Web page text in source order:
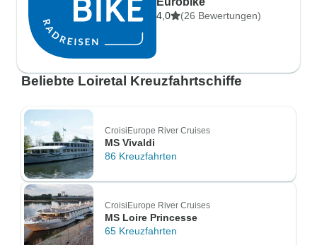
4,0 (26 Bewertungen)
Beliebte Loiretal Kreuzfahrtschiffe
CroisiEurope River Cruises
MS Vivaldi
86 Kreuzfahrten
CroisiEurope River Cruises
MS Loire Princesse
65 Kreuzfahrten